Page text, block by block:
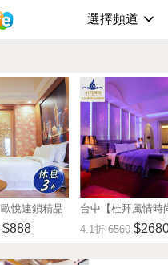
選擇頻道
歐悅連鎖精品
館-不分平假
房休息三小
$888
台中【杜拜風情時
館】雙人住宿券一
(MO)
4.1折 6560